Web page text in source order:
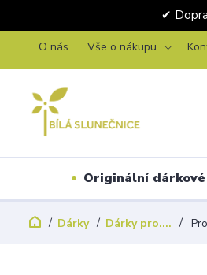
✔
O nás Vše o nákupu
Originální
Dárky Dárky pro....